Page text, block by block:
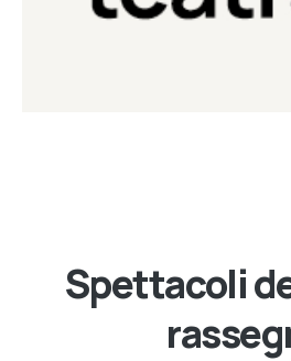
Laboratorio
Spettacoli